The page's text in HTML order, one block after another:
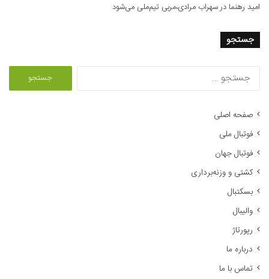
امید رهنما درسهراب مرادی،مربی تیم‌ملی می‌شود
جستجو
صفحه اصلی
فوتبال ملی
فوتبال جهان
کشتی و وزنه‌برداری
بسکتبال
والیبال
رپورتاژ
درباره ما
تماس با ما